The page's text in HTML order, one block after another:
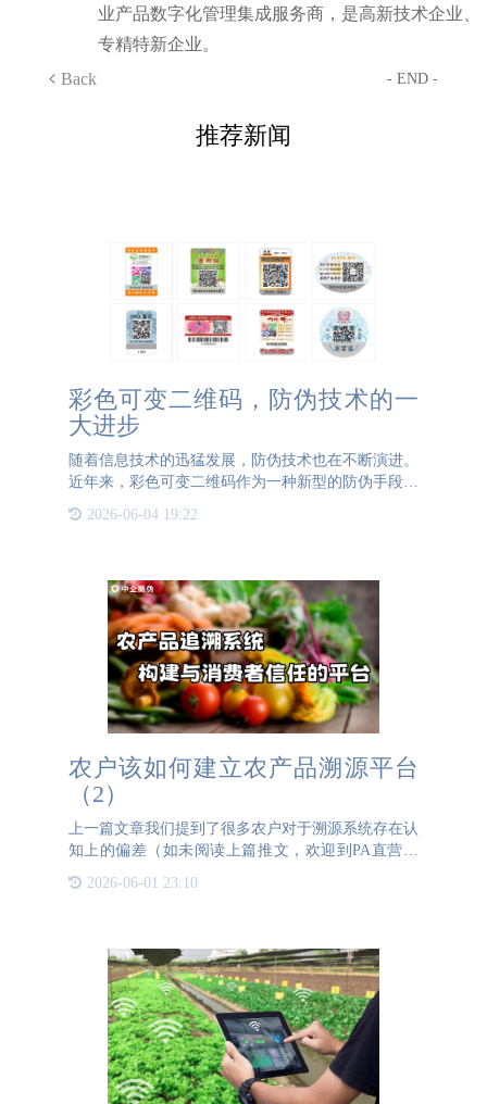
业产品数字化管理集成服务商，是高新技术企业、
专精特新企业。
Back
- END -
推荐新闻
彩色可变二维码，防伪技术的一
大进步
随着信息技术的迅猛发展，防伪技术也在不断演进。
近年来，彩色可变二维码作为一种新型的防伪手段，
收到了广泛关注和应用。相比于传统的防伪技术，彩
色可变二维码具有独特的优势，为企业和消费者提供
2026-06-04 19:22
农户该如何建立农产品溯源平台
（2）
上一篇文章我们提到了很多农户对于溯源系统存在认
知上的偏差（如未阅读上篇推文，欢迎到PA直营防
如何让消费者在琳琅满目的农产品货架前，在选择和
2026-06-01 23:10